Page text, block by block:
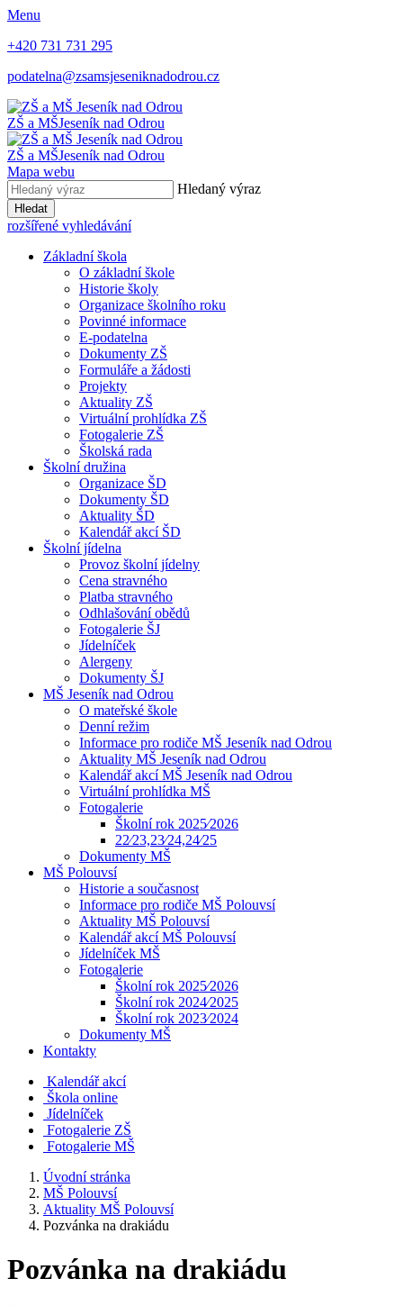
Menu
+420 731 731 295
podatelna@zsamsjeseniknadodrou.cz
ZŠ a MŠJeseník nad Odrou
ZŠ a MŠJeseník nad Odrou
Mapa webu
Hledaný výraz
Hledat
rozšířené vyhledávání
Základní škola
O základní škole
Historie školy
Organizace školního roku
Povinné informace
E-podatelna
Dokumenty ZŠ
Formuláře a žádosti
Projekty
Aktuality ZŠ
Virtuální prohlídka ZŠ
Fotogalerie ZŠ
Školská rada
Školní družina
Organizace ŠD
Dokumenty ŠD
Aktuality ŠD
Kalendář akcí ŠD
Školní jídelna
Provoz školní jídelny
Cena stravného
Platba stravného
Odhlašování obědů
Fotogalerie ŠJ
Jídelníček
Alergeny
Dokumenty ŠJ
MŠ Jeseník nad Odrou
O mateřské škole
Denní režim
Informace pro rodiče MŠ Jeseník nad Odrou
Aktuality MŠ Jeseník nad Odrou
Kalendář akcí MŠ Jeseník nad Odrou
Virtuální prohlídka MŠ
Fotogalerie
Školní rok 2025⁄2026
22⁄23,23⁄24,24⁄25
Dokumenty MŠ
MŠ Polouvsí
Historie a současnost
Informace pro rodiče MŠ Polouvsí
Aktuality MŠ Polouvsí
Kalendář akcí MŠ Polouvsí
Jídelníček MŠ
Fotogalerie
Školní rok 2025⁄2026
Školní rok 2024⁄2025
Školní rok 2023⁄2024
Dokumenty MŠ
Kontakty
Kalendář akcí
Škola online
Jídelníček
Fotogalerie ZŠ
Fotogalerie MŠ
Úvodní stránka
MŠ Polouvsí
Aktuality MŠ Polouvsí
Pozvánka na drakiádu
Pozvánka na drakiádu